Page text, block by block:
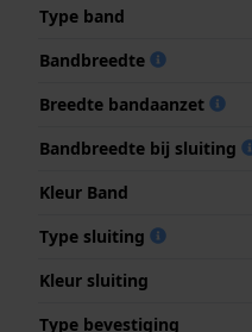
Type band
Bandbreedte
Breedte bandaanzet
Bandbreedte bij sluiting
Kleur Band
Type sluiting
Kleur sluiting
Type bevestiging